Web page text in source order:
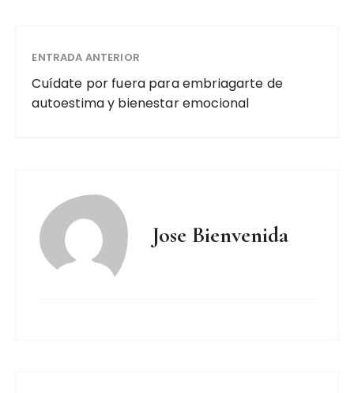
ENTRADA ANTERIOR
Cuídate por fuera para embriagarte de
autoestima y bienestar emocional
Jose Bienvenida